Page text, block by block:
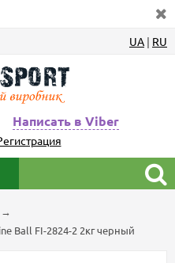
UA | RU
Написать в Viber
→
Ball FI-2824-2 2кг черный